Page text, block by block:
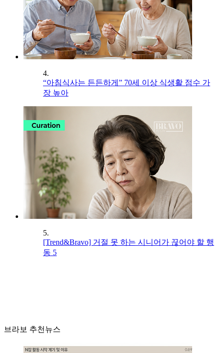
4.
“아침식사는 든든하게” 70세 이상 식생활 점수 가
장 높아
5.
[Trend&Bravo] 거절 못 하는 시니어가 끊어야 할 행
동 5
브라보 추천뉴스